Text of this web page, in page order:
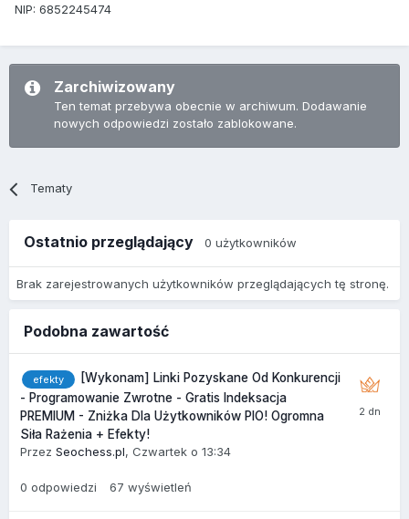
NIP: 6852245474
Zarchiwizowany
Ten temat przebywa obecnie w archiwum. Dodawanie
nowych odpowiedzi zostało zablokowane.
Tematy
Ostatnio przeglądający 0 użytkowników
Brak zarejestrowanych użytkowników przeglądających tę stronę.
Podobna zawartość
efekty
[Wykonam] Linki Pozyskane Od Konkurencji
- Programowanie Zwrotne - Gratis Indeksacja
PREMIUM - Zniżka Dla Użytkowników PIO! Ogromna
Siła Rażenia + Efekty!
Przez Seochess.pl, Czwartek o 13:34
0 odpowiedzi 67 wyświetleń